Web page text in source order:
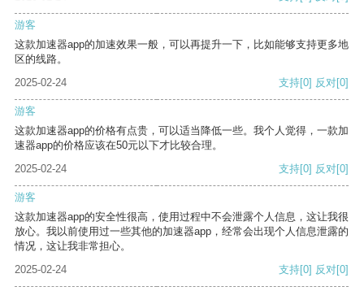
游客
这款加速器app的加速效果一般，可以再提升一下，比如能够支持更多地
区的线路。
2025-02-24
支持[0] 反对[0]
游客
这款加速器app的价格有点贵，可以适当降低一些。我个人觉得，一款加
速器app的价格应该在50元以下才比较合理。
2025-02-24
支持[0] 反对[0]
游客
这款加速器app的安全性很高，使用过程中不会泄露个人信息，这让我很
放心。我以前使用过一些其他的加速器app，经常会出现个人信息泄露的
情况，这让我非常担心。
2025-02-24
支持[0] 反对[0]